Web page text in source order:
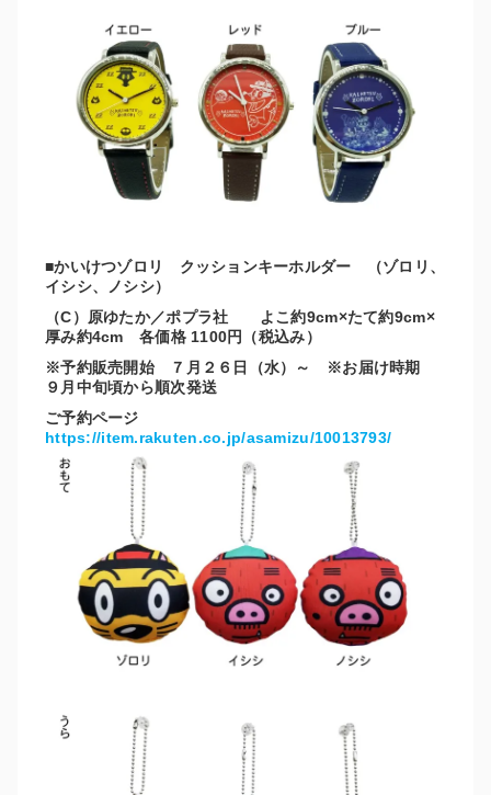
■かいけつゾロリ クッションキーホルダー （ゾロリ、
イシシ、ノシシ）
（C）原ゆたか／ポプラ社 よこ約9cm×たて約9cm×
厚み約4cm 各価格 1100円（税込み）
※予約販売開始 ７月２６日（水）～ ※お届け時期
９月中旬頃から順次発送
ご予約ページ
https://item.rakuten.co.jp/asamizu/10013793/